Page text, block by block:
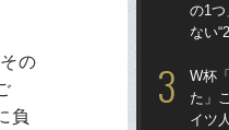
の
負
の1つ
ない
W杯
た」
イツ